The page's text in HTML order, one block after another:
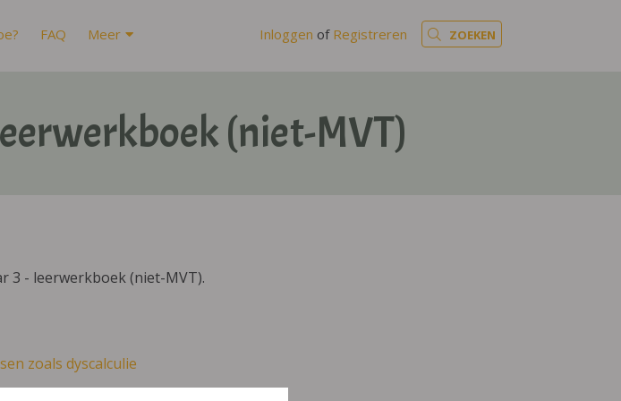
FAQ Meer Inloggen of Registreren ZOEKEN
(niet-MVT)
3 - leerwerkboek (niet-MVT).
zoals dyscalculie